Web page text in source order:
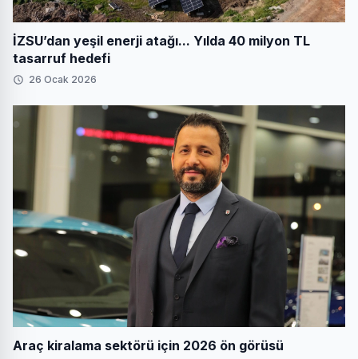
İZSU’dan yeşil enerji atağı... Yılda 40 milyon TL
tasarruf hedefi
26 Ocak 2026
Araç kiralama sektörü için 2026 ön görüsü